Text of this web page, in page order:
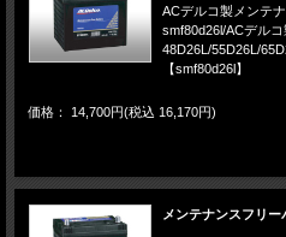
ACデルコ製メンテ
smf80d26l/ACデルコ
48D26L/55D26L/
【smf80d26l】
価格： 14,700円(税込 16,170円)
メンテナンスフリ